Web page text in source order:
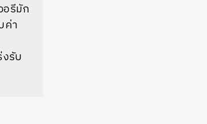
อรีมัก
ค่า
รับ